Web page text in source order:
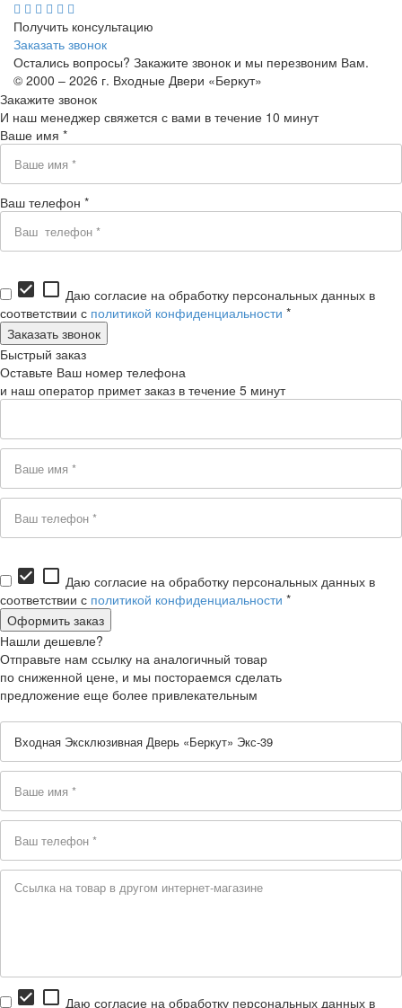
Получить консультацию
Заказать звонок
Остались вопросы? Закажите звонок и мы перезвоним Вам.
© 2000 – 2026 г. Входные Двери «Беркут»
Закажите звонок
И наш менеджер свяжется с вами в течение 10 минут
Ваше имя *
Ваш телефон *
check_box check_box_outline_blank Даю согласие на обработку персональных данных в
соответствии с политикой конфиденциальности *
Быстрый заказ
Оставьте Ваш номер телефона
и наш оператор примет заказ в течение 5 минут
check_box check_box_outline_blank Даю согласие на обработку персональных данных в
соответствии с политикой конфиденциальности *
Нашли дешевле?
Отправьте нам ссылку на аналогичный товар
по сниженной цене, и мы постораемся сделать
предложение еще более привлекательным
check_box check_box_outline_blank Даю согласие на обработку персональных данных в